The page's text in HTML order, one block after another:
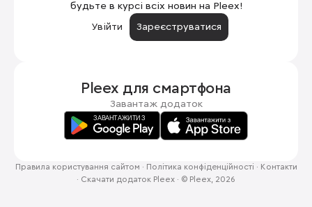
будьте в курсі всіх новин на Pleex!
Увійти
Зареєструватися
Pleex для смартфона
Завантаж додаток
Правила користування сайтом · Політика конфіденційності · Контакти
· Скачати додаток Pleex · © Pleex, 2026